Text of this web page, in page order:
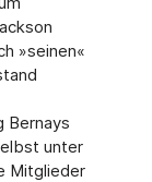
»seinen«
Bernays
unter
Mitglieder